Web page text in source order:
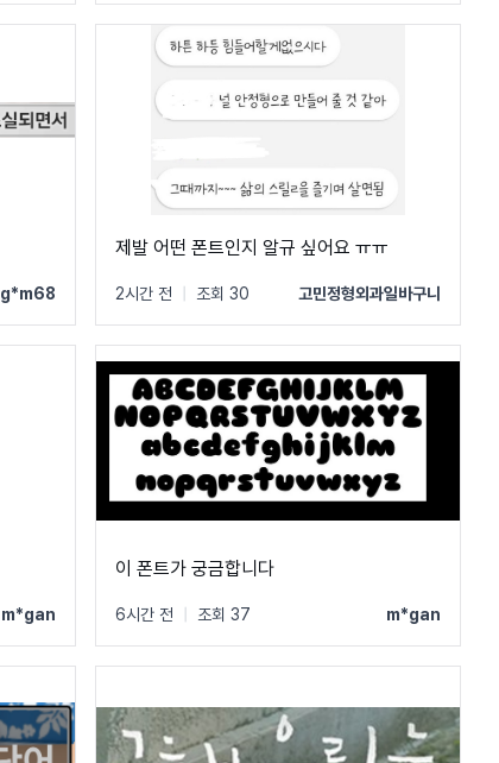
g*m68
제발 어떤 폰트인지 알규 싶어요 ㅠㅠ
2시간 전 조회 30 고민정형외과일바구니
m*gan
이 폰트가 궁금합니다
6시간 전 조회 37 m*gan